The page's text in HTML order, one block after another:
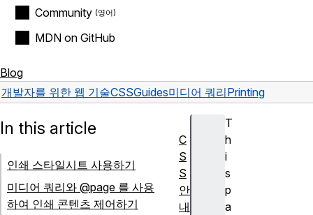
Community
MDN on GitHub
Blog
개발자를 위한 웹 기술CSSGuides미디어 쿼리Printing
T
h
i
s
p
a
In this article
인쇄 스타일시트 사용하기
미디어 쿼리와 @page 를 사용
하여 인쇄 콘텐츠 제어하기
C
S
S
안
내